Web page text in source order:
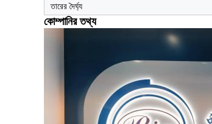
তারের দৈর্ঘ্য
কোম্পানির তথ্য